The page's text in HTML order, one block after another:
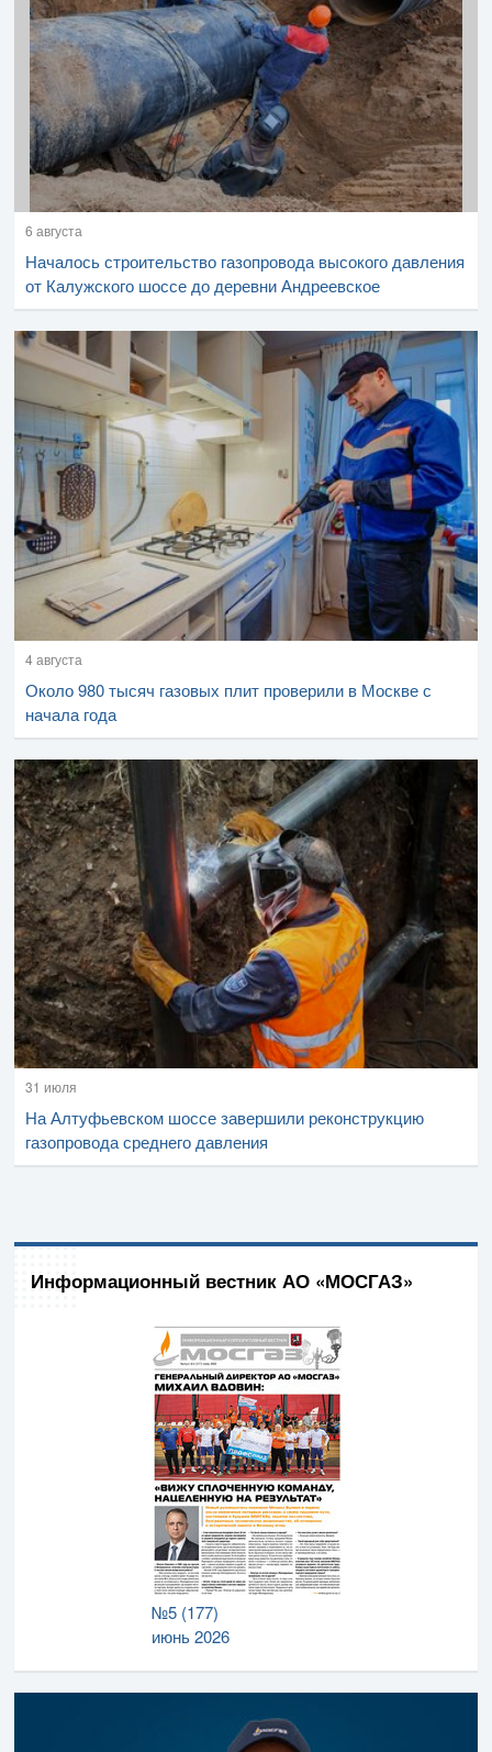
6 августа
Началось строительство газопровода высокого давления
от Калужского шоссе до деревни Андреевское
4 августа
Около 980 тысяч газовых плит проверили в Москве с
начала года
31 июля
На Алтуфьевском шоссе завершили реконструкцию
газопровода среднего давления
Информационный вестник АО «МОСГАЗ»
№5 (177)
июнь 2026